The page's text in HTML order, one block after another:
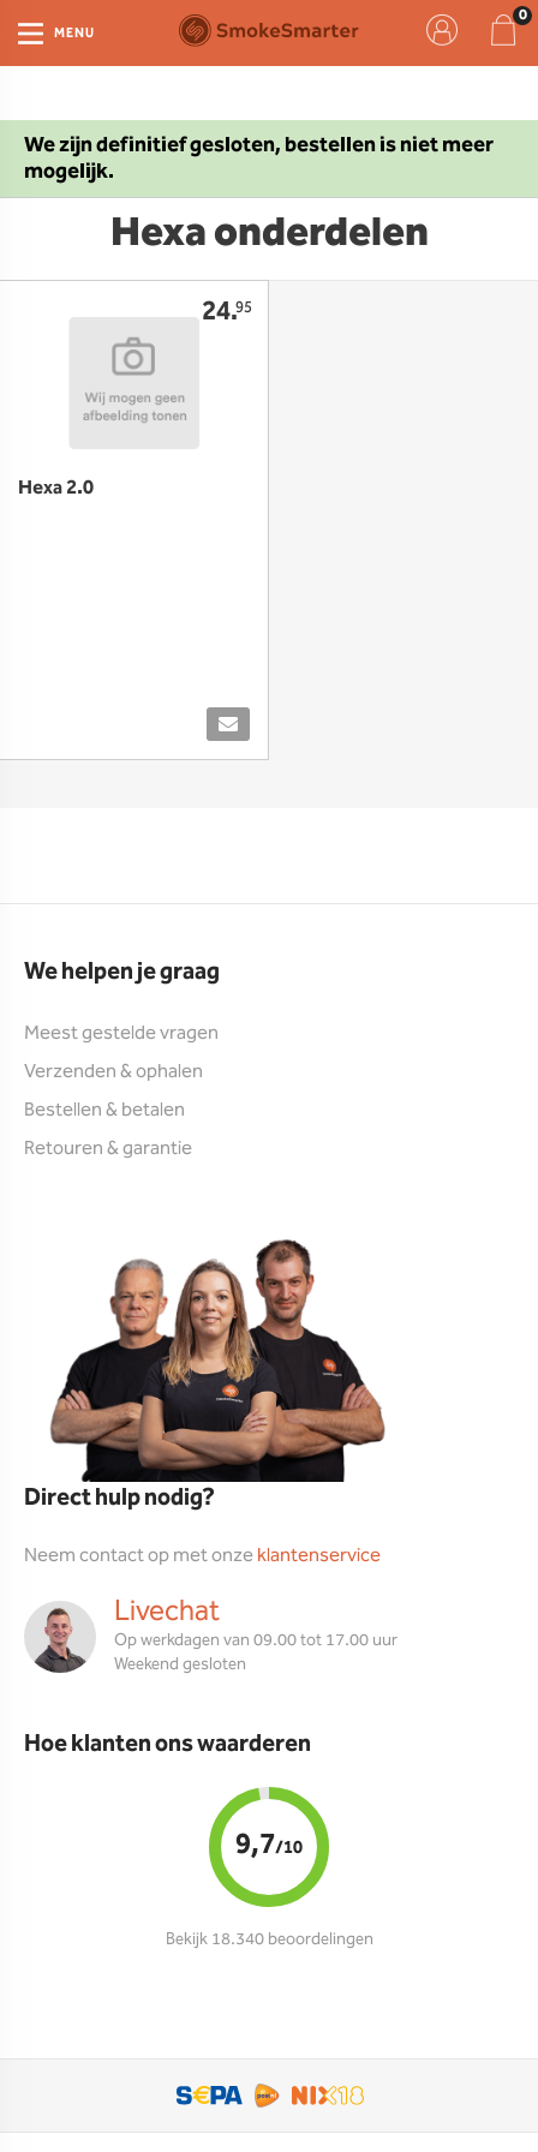
We zijn definitief gesloten, bestellen is niet meer
mogelijk.
MENU
Hexa onderdelen
24.95
Hexa 2.0
We helpen je graag
Meest gestelde vragen
Verzenden & ophalen
Bestellen & betalen
Retouren & garantie
Direct hulp nodig?
Neem contact op met onzeklantenservice
Livechat
Op werkdagen van 09.00 tot 17.00 uur
Weekend gesloten
Hoe klanten ons waarderen
9,7/10
Bekijk 18.340 beoordelingen